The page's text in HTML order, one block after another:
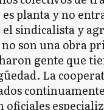
planta y no
el sindicalista y
son una obra
gente que
La
oficiales